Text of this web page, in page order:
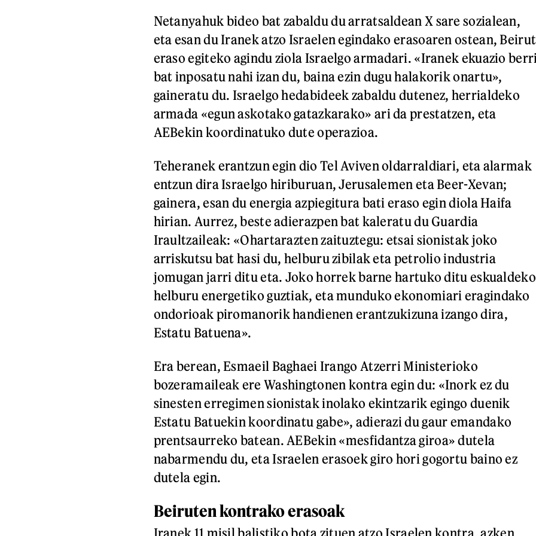
Netanyahuk bideo bat zabaldu du arratsaldean X sare sozialean,
eta esan du Iranek atzo Israelen egindako erasoaren ostean,
eraso egiteko agindu ziola Israelgo armadari. «Iranek ekuazio
bat inposatu nahi izan du, baina ezin dugu halakorik onartu»,
gaineratu du. Israelgo hedabideek zabaldu dutenez, herrialdeko
armada «egun askotako gatazkarako» ari da prestatzen, eta
AEBekin koordinatuko dute operazioa.
Teheranek erantzun egin dio Tel Aviven oldarraldiari, eta alarmak
entzun dira Israelgo hiriburuan, Jerusalemen eta Beer-Xevan;
gainera, esan du energia azpiegitura bati eraso egin diola Haifa
hirian. Aurrez, beste adierazpen bat kaleratu du Guardia
Iraultzaileak: «Ohartarazten zaituztegu: etsai sionistak joko
arriskutsu bat hasi du, helburu zibilak eta petrolio industria
jomugan jarri ditu eta. Joko horrek barne hartuko ditu eskualdeko
helburu energetiko guztiak, eta munduko ekonomiari eragindako
ondorioak piromanorik handienen erantzukizuna izango dira,
Estatu Batuena».
Era berean, Esmaeil Baghaei Irango Atzerri Ministerioko
bozeramaileak ere Washingtonen kontra egin du: «Inork ez du
sinesten erregimen sionistak inolako ekintzarik egingo duenik
Estatu Batuekin koordinatu gabe», adierazi du gaur emandako
prentsaurreko batean. AEBekin «mesfidantza giroa» dutela
nabarmendu du, eta Israelen erasoek giro hori gogortu baino ez
dutela egin.
Beiruten kontrako erasoak
Iranek 11 misil balistiko bota zituen atzo Israelen kontra, azken